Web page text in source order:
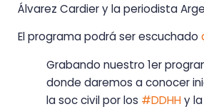
Álvarez Cardier y la periodista
El programa podrá ser escuchado
Grabando nuestro 1er
donde daremos a conocer
la soc civil por los #DDHHy la